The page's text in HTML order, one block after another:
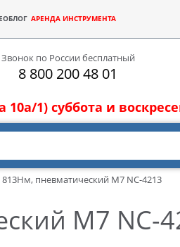
АРЕНДА ИНСТРУМЕНТА
Звонок по России бесплатный
8 800 200 48 01
1) суббота и
813Нм, пневматический M7 NC-4213
M7 NC-